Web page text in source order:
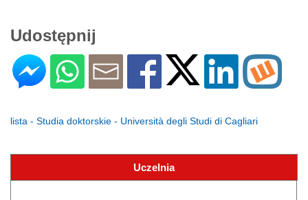
Udostępnij
lista - Studia doktorskie - Università degli Studi di Cagliari
Uczelnia